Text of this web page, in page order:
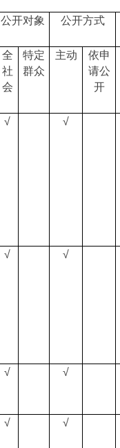
公开对象 公开方式
全
社
会
特定
群众
主动
依申
请公
开
√ √
√ √
√ √
√ √